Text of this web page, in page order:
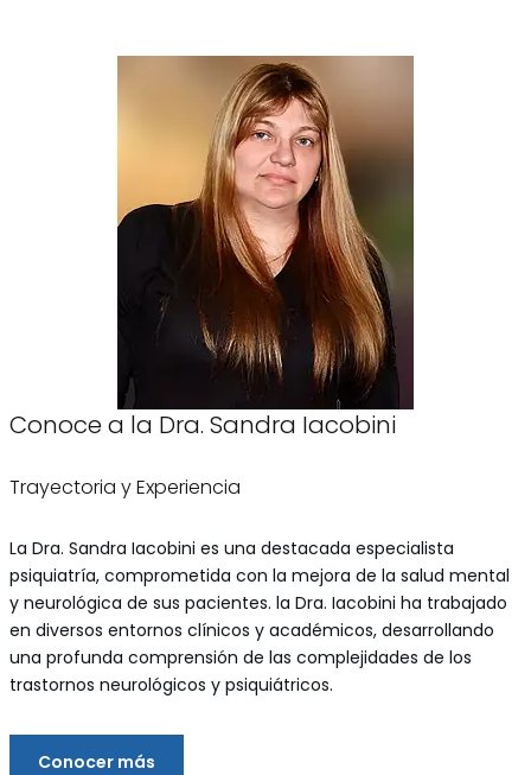
Conoce a la Dra. Sandra Iacobini
Trayectoria y Experiencia
La Dra. Sandra Iacobini es una destacada especialista
psiquiatría, comprometida con la mejora de la salud mental
y neurológica de sus pacientes. la Dra. Iacobini ha trabajado
en diversos entornos clínicos y académicos, desarrollando
una profunda comprensión de las complejidades de los
trastornos neurológicos y psiquiátricos.
Conocer más